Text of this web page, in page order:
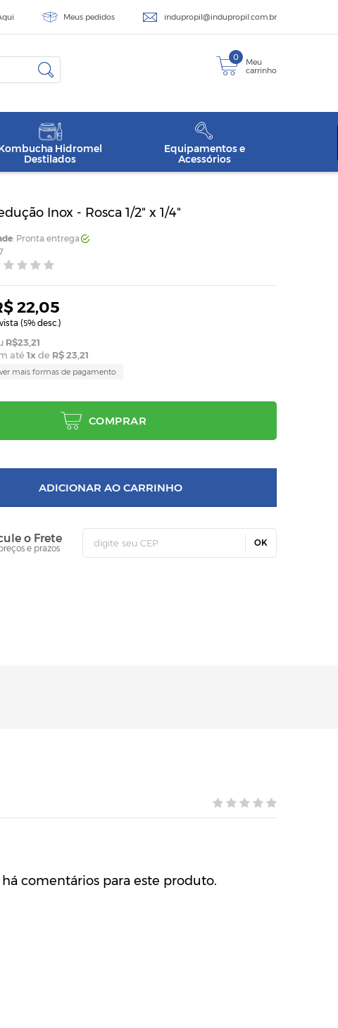
Meus pedidos indupropil@indupropil.com.br
0
Meu
carrinho
Hidromel
Destilados
Equipamentos e
Acessórios
Inox - Rosca 1/2" x 1/4"
: Pronta entrega
22,05
(5% desc.)
R$23,21
até 1x de R$ 23,21
ver mais formas de pagamento
COMPRAR
ADICIONAR AO CARRINHO
o Frete
e prazos
OK
comentários para este produto.